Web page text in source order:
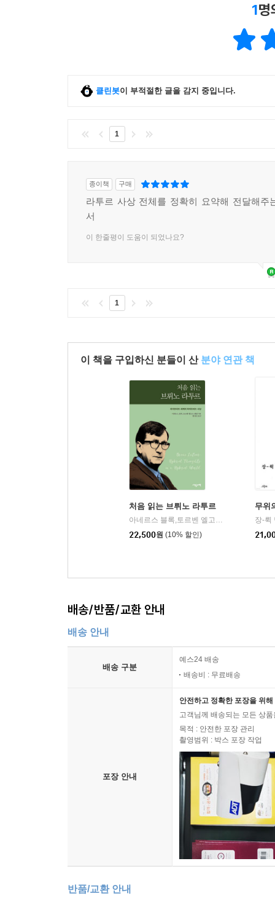
1명
클린봇이 부적절한 글을 감지 중입니다.
1
종이책 구매
라투르 사상 전체를 정확히 요약해 전달해주
서
이 한줄평이 도움이 되었나요?
1
이 책을 구입하신 분들이 산 분야 연관 책
처음 읽는 브뤼노 라투르
아네르스 블록,토르벤 엘고르 옌센,브뤼노 라투르 저/황장진 역
22,500원 (10% 할인)
무위
장-뤽
배송/반품/교환 안내
배송 안내
배송 구분
예스24 배송
배송비 : 무료배송
포장 안내
안전하고 정확한 포장을 위
고객님께 배송되는 모든 상
목적 : 안전한 포장 관리
촬영범위 : 박스 포장 작업
반품/교환 안내